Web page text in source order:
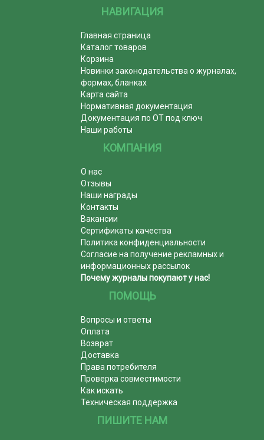
НАВИГАЦИЯ
Главная страница
Каталог товаров
Корзина
Новинки законодательства о журналах,
формах, бланках
Карта сайта
Нормативная документация
Документация по ОТ под ключ
Наши работы
КОМПАНИЯ
О нас
Отзывы
Наши награды
Контакты
Вакансии
Сертификаты качества
Политика конфиденциальности
Согласие на получение рекламных и
информационных рассылок
Почему журналы покупают у нас!
ПОМОЩЬ
Вопросы и ответы
Оплата
Возврат
Доставка
Права потребителя
Проверка совместимости
Как искать
Техническая поддержка
ПИШИТЕ НАМ